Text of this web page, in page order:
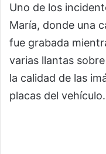
Uno de los
María, donde una
fue grabada
varias llantas
la calidad de las
placas del vehículo.